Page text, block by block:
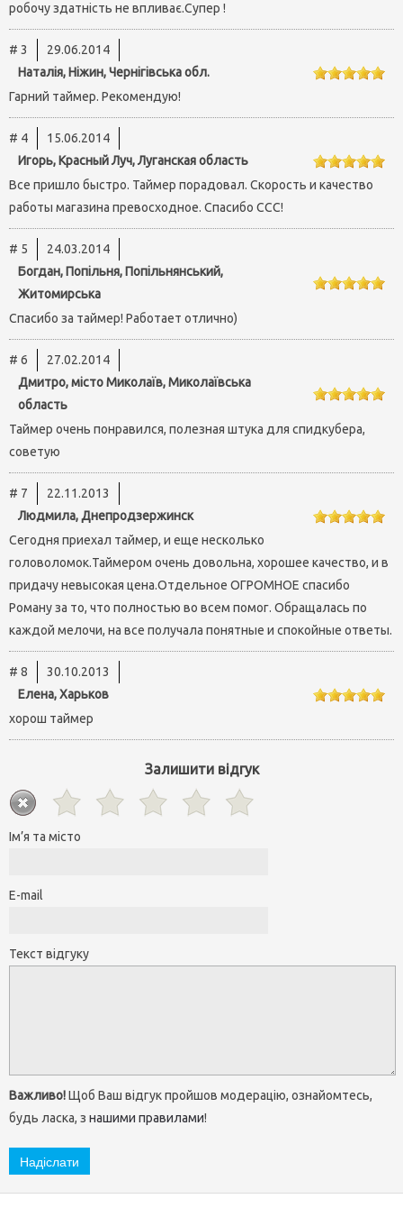
робочу здатність не впливає.Супер !
# 3
29.06.2014
Наталія, Ніжин, Чернігівська обл.
Гарний таймер. Рекомендую!
# 4
15.06.2014
Игорь, Красный Луч, Луганская область
Все пришло быстро. Таймер порадовал. Скорость и качество
работы магазина превосходное. Спасибо ССС!
# 5
24.03.2014
Богдан, Попільня, Попільнянський,
Житомирська
Спасибо за таймер! Работает отлично)
# 6
27.02.2014
Дмитро, місто Миколаїв, Миколаївська
область
Таймер очень понравился, полезная штука для спидкубера,
советую
# 7
22.11.2013
Людмила, Днепродзержинск
Сегодня приехал таймер, и еще несколько
головоломок.Таймером очень довольна, хорошее качество, и в
придачу невысокая цена.Отдельное ОГРОМНОЕ спасибо
Роману за то, что полностью во всем помог. Обращалась по
каждой мелочи, на все получала понятные и спокойные ответы.
# 8
30.10.2013
Елена, Харьков
хорош таймер
Залишити відгук
Ім’я та місто
E-mail
Текст відгуку
Важливо!Щоб Ваш відгук пройшов модерацію, ознайомтесь,
будь ласка, з нашими правилами!